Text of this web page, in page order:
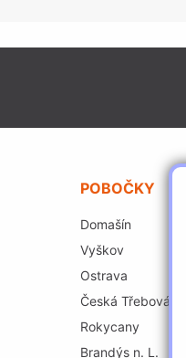
POBOČKY
Domašín
Vyškov
Ostrava
Česká Třebová
Rokycany
Brandýs n. L.